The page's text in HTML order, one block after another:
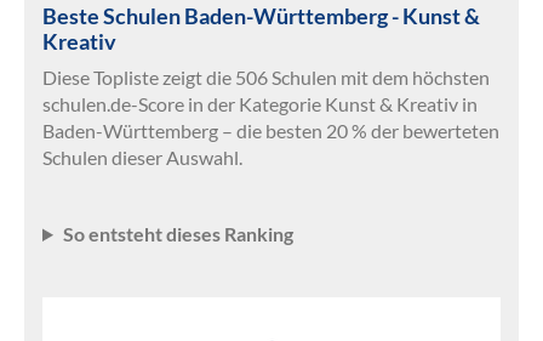
Beste Schulen Baden-Württemberg - Kunst &
Kreativ
Diese Topliste zeigt die 506 Schulen mit dem höchsten
schulen.de-Score in der Kategorie Kunst & Kreativ in
Baden-Württemberg – die besten 20 % der bewerteten
Schulen dieser Auswahl.
So entsteht dieses Ranking